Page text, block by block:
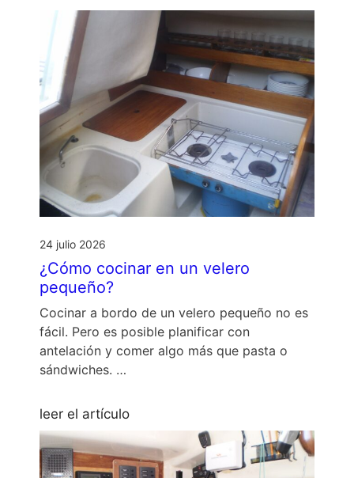
24 julio 2026
¿Cómo cocinar en un velero
pequeño?
Cocinar a bordo de un velero pequeño no es
fácil. Pero es posible planificar con
antelación y comer algo más que pasta o
sándwiches. …
leer el artículo